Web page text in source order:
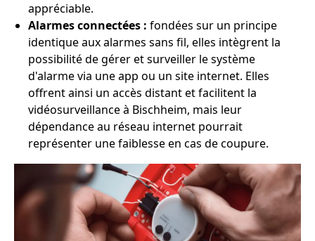
appréciable.
Alarmes connectées : fondées sur un principe
identique aux alarmes sans fil, elles intègrent la
possibilité de gérer et surveiller le système
d'alarme via une app ou un site internet. Elles
offrent ainsi un accès distant et facilitent la
vidéosurveillance à Bischheim, mais leur
dépendance au réseau internet pourrait
représenter une faiblesse en cas de coupure.